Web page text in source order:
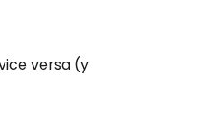
versa (y